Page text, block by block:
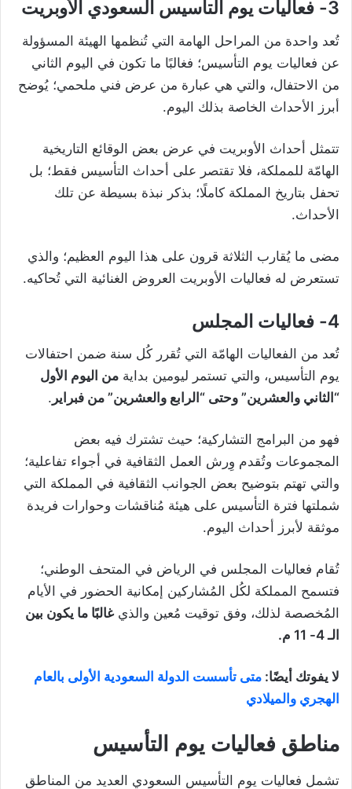
3- فعاليات يوم التأسيس السعودي الأوبريت
تُعد واحدة من المراحل الهامة التي تُنظمها الهيئة المسؤولة
عن فعاليات يوم التأسيس؛ فغالبًا ما تكون في اليوم الثاني
من الاحتفال، والتي هي عبارة من عرض فني ملحمي؛ يُوضح
أبرز الأحداث الخاصة بذلك اليوم.
تتمثل أحداث الأوبريت في عرض بعض الوقائع التاريخية
الهامّة للمملكة، فلا تقتصر على أحداث التأسيس فقط؛ بل
تحفل بتاريخ المملكة كاملًا؛ بذكر نبذة بسيطة عن تلك
الأحداث.
مضى ما يُقارب الثلاثة قرون على هذا اليوم العظيم؛ والذي
تستعرض له فعاليات الأوبريت العروض الغنائية التي تُحاكيه.
4- فعاليات المجلس
تُعد من الفعاليات الهامّة التي تُقرر كُل سنة ضمن احتفالات
يوم التأسيس، والتي تستمر ليومين بداية من اليوم الأول
“الثاني والعشرين” وحتى “الرابع والعشرين” من فبراير .
فهو من البرامج التشاركية؛ حيث تشترك فيه بعض
المجموعات وتُقدم وِرش العمل الثقافية في أجواء تفاعلية؛
والتي تهتم بتوضيح بعض الجوانب الثقافية في المملكة التي
شملتها فترة التأسيس على هيئة مُناقشات وحوارات فريدة
موثقة لأبرز أحداث اليوم.
تُقام فعاليات المجلس في الرياض في المتحف الوطني؛
فتسمح المملكة لكُل المُشاركين إمكانية الحضور في الأيام
المُخصصة لذلك، وفق توقيت مُعين والذيغالبًا ما يكون بين
الـ 4- 11 م.
لا يفوتك أيضًا: متى تأسست الدولة السعودية الأولى بالعام
الهجري والميلادي
مناطق فعاليات يوم التأسيس
تشمل فعاليات يوم التأسيس السعودي العديد من المناطق